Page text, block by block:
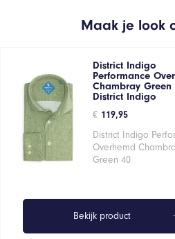
Maak je look
District Indigo
Performance
Chambray Green
District Indigo
€ 119,95
District Indigo
Overhemd
Green 40
Bekijk product